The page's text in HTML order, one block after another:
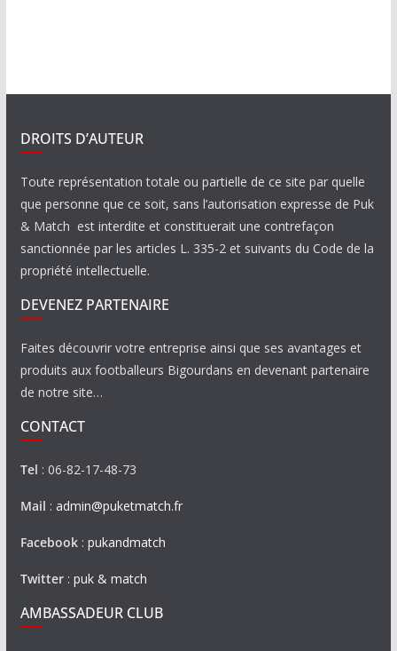
DROITS D’AUTEUR
Toute représentation totale ou partielle de ce site par quelle
que personne que ce soit, sans l’autorisation expresse de Puk
& Match est interdite et constituerait une contrefaçon
sanctionnée par les articles L. 335-2 et suivants du Code de la
propriété intellectuelle.
DEVENEZ PARTENAIRE
Faites découvrir votre entreprise ainsi que ses avantages et
produits aux footballeurs Bigourdans en devenant partenaire
de notre site…
CONTACT
Tel : 06-82-17-48-73
Mail : admin@puketmatch.fr
Facebook: pukandmatch
Twitter: puk & match
AMBASSADEUR CLUB